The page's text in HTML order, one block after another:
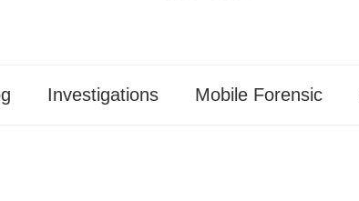
Investigations Mobile Forensic